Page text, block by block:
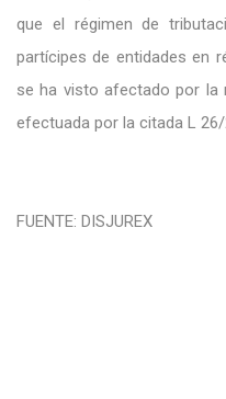
que el régimen de
partícipes de entidades en
se ha visto afectado por la
efectuada por la citada L 26/
FUENTE: DISJUREX